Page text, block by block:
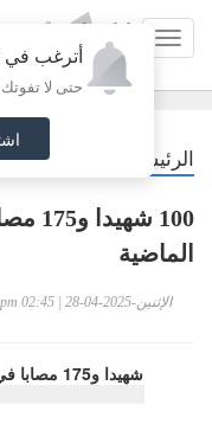
أترغب في
حتى لا تفوتك
الرئيسية عربي دولي
الماضية
الإثنين-2025-04-28 | 02:45 pm